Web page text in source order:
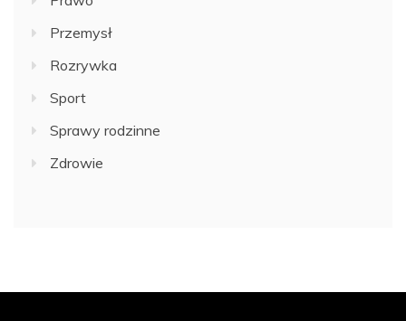
Przemysł
Rozrywka
Sport
Sprawy rodzinne
Zdrowie